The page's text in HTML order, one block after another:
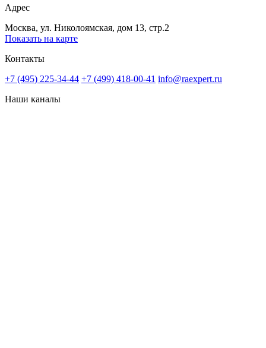
Адрес
Москва, ул. Николоямская, дом 13, стр.2
Показать на карте
Контакты
+7 (495) 225-34-44 +7 (499) 418-00-41 info@raexpert.ru
Наши каналы